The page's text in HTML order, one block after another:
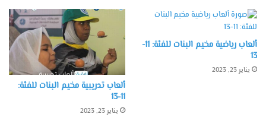
ألعاب رياضية مخيم البنات للفئة: 11-
13
يناير 23, 2023
ألعاب تدريبية مخيم البنات للفئة:
11-13
يناير 23, 2023